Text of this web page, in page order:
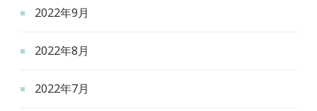
2022年9月
2022年8月
2022年7月